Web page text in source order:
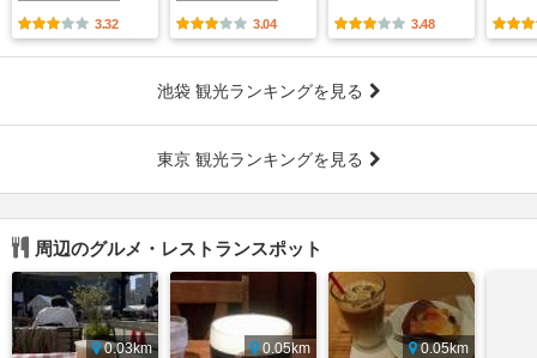
3.32 3.04 3.48
池袋 観光ランキングを見る
東京 観光ランキングを見る
周辺のグルメ・レストランスポット
0.03km
0.05km
0.05km